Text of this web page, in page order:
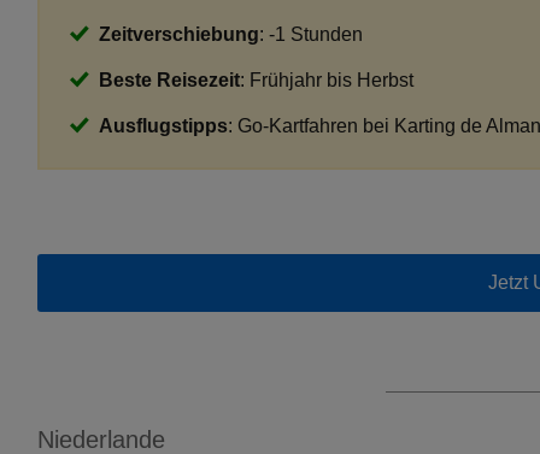
Zeitverschiebung: -1 Stunden
Beste Reisezeit: Frühjahr bis Herbst
Ausflugstipps: Go-Kartfahren bei Karting de
Jetzt
Niederlande